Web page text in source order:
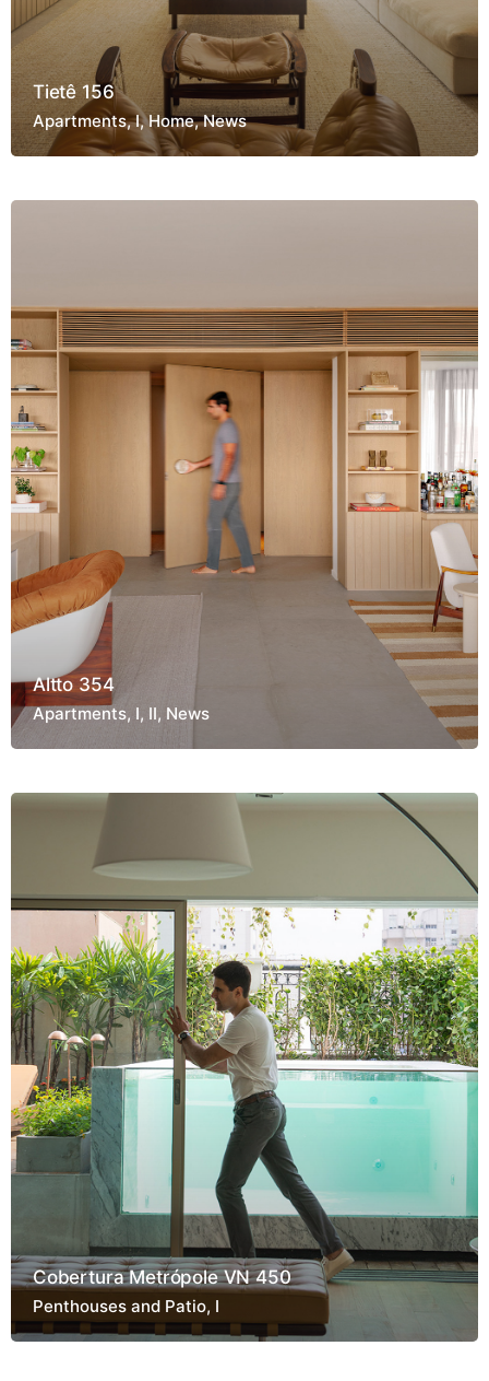
Tietê 156
Apartments I Home News
Altto 354
Apartments I II News
Cobertura Metrópole VN 450
Penthouses and Patio I